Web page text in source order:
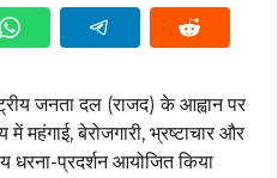
जनता दल (राजद) के आह्वान पर
महंगाई, बेरोजगारी, भ्रष्टाचार और
धरना-प्रदर्शन आयोजित किया